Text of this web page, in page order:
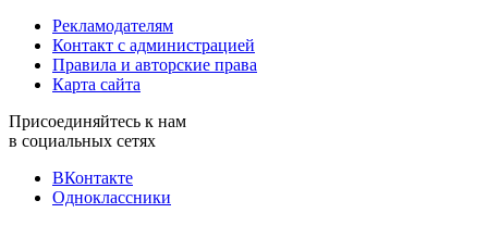
Рекламодателям
Контакт с администрацией
Правила и авторские права
Карта сайта
Присоединяйтесь к нам
в социальных сетях
ВКонтакте
Одноклассники